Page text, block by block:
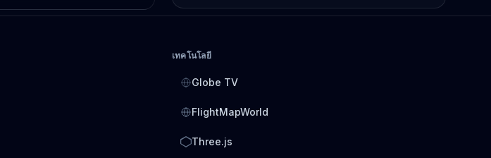
เทคโนโลยี
Globe TV
FlightMapWorld
Three.js